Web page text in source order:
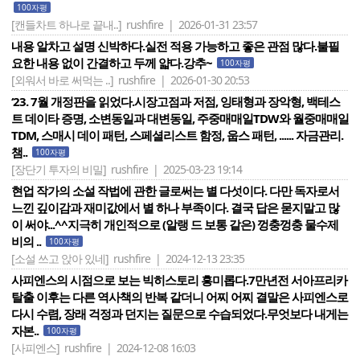
100자평
[캔들차트 하나로 끝내..] rushfire | 2026-01-31 23:57
내용 알차고 설명 신박하다.실전 적용 가능하고 좋은 관점 많다.불필
요한 내용 없이 간결하고 두께 얇다.강추~
100자평
[외워서 바로 써먹는 ..] rushfire | 2026-01-30 20:53
‘23. 7월 개정판을 읽었다.시장고점과 저점, 잉태형과 장악형, 백테스
트 데이타 증명, 소변동일과 대변동일, 주중매매일TDW와 월중매매일
TDM, 스매시 데이 패턴, 스페셜리스트 함정, 웁스 패턴, ...... 자금관리.
챔..
100자평
[장단기 투자의 비밀] rushfire | 2025-03-23 19:14
현업 작가의 소설 작법에 관한 글로써는 별 다섯이다. 다만 독자로서
느낀 깊이감과 재미값에서 별 하나 부족이다. 결국 답은 묻지말고 많
이 써야...^^지극히 개인적으로 (알랭 드 보통 같은) 껑충껑충 물수제
비의 ..
100자평
[소설 쓰고 앉아 있네] rushfire | 2024-12-13 23:35
사피엔스의 시점으로 보는 빅히스토리 흥미롭다.7만년전 서아프리카
탈출 이후는 다른 역사책의 반복 같더니 어찌 어찌 결말은 사피엔스로
다시 수렴, 장래 걱정과 던지는 질문으로 수습되었다.무엇보다 내게는
자본..
100자평
[사피엔스] rushfire | 2024-12-08 16:03